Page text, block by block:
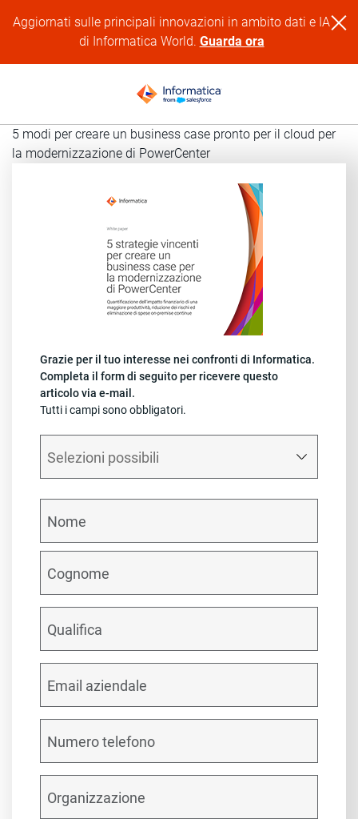
Aggiornati sulle principali innovazioni in ambito dati e IA
di Informatica World. Guarda ora
5 modi per creare un business case pronto per il cloud per
la modernizzazione di PowerCenter
Grazie per il tuo interesse nei confronti di Informatica.
Completa il form di seguito per ricevere questo
articolo via e-mail.
Tutti i campi sono obbligatori.